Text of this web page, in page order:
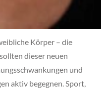
Körper – die
dieser neuen
und
aktiv begegnen. Sport,